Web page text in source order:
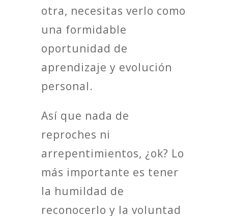
otra, necesitas verlo como
una formidable
oportunidad de
aprendizaje y evolución
personal.
Así que nada de
reproches ni
arrepentimientos, ¿ok? Lo
más importante es tener
la humildad de
reconocerlo y la voluntad